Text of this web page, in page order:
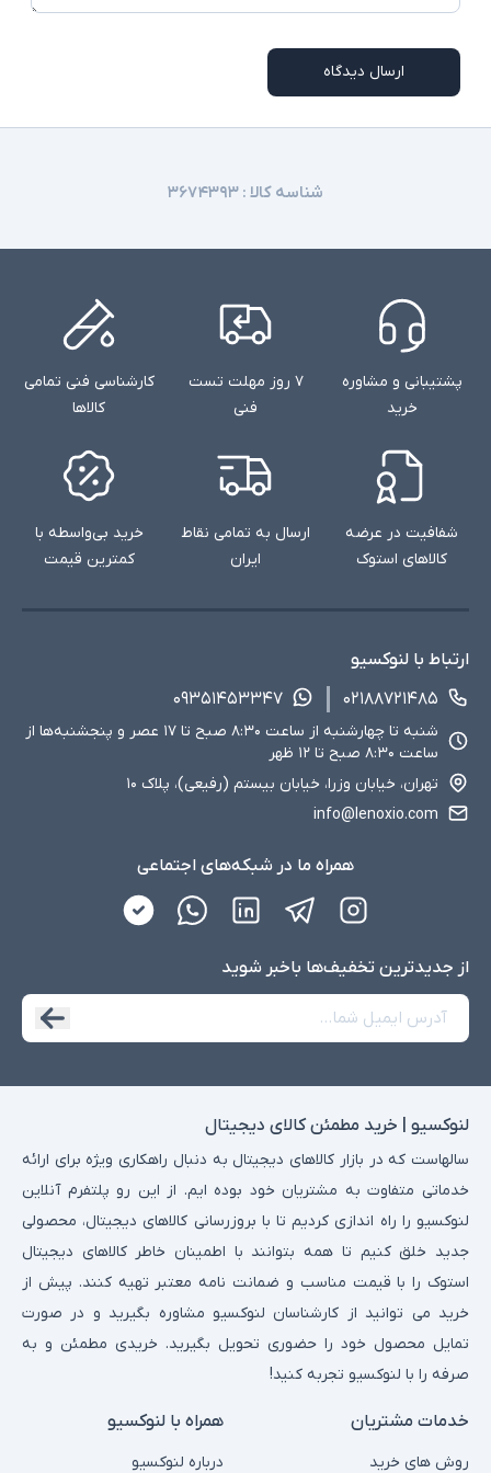
توضیحات تکمیلی
کیبورد و اسکنر اثر انگشت در همه مدلها وجود
ارسال دیدگاه
شناسه کالا : ۳۶۷۴۳۹۳
پشتیبانی و مشاوره
خرید
۷ روز مهلت تست
فنی
کارشناسی فنی تمامی
کالاها
شفافیت در عرضه
کالاهای استوک
ارسال به تمامی نقاط
ایران
خرید بی‌واسطه با
کمترین قیمت
ارتباط با لنوکسیو
۰۲۱۸۸۷۲۱۴۸۵
۰۹۳۵۱۴۵۳۳۴۷
شنبه تا چهارشنبه از ساعت ۸:۳۰ صبح تا ۱۷ عصر و پنجشنبه‌ها از
ساعت ۸:۳۰ صبح تا ۱۲ ظهر
تهران، خیابان وزرا، خیابان بیستم (رفیعی)، پلاک ۱۰
info@lenoxio.com
همراه ما در شبکه‌های اجتماعی
از جدید‌ترین تخفیف‌ها با‌خبر شوید
لنوکسیو | خرید مطمئن کالای دیجیتال
سالهاست که در بازار کالاهای دیجیتال به دنبال راهکاری ویژه برای ارائه
خدماتی متفاوت به مشتریان خود بوده ایم. از این رو پلتفرم آنلاین
لنوکسیو را راه اندازی کردیم تا با بروزرسانی کالاهای دیجیتال، محصولی
جدید خلق کنیم تا همه بتوانند با اطمینان خاطر کالاهای دیجیتال
استوک را با قیمت مناسب و ضمانت نامه معتبر تهیه کنند. پیش از
خرید می توانید از کارشناسان لنوکسیو مشاوره بگیرید و در صورت
تمایل محصول خود را حضوری تحویل بگیرید. خریدی مطمئن و به
صرفه را با لنوکسیو تجربه کنید!
خدمات مشتریان
روش های خرید
همراه با لنوکسیو
درباره لنوکسیو